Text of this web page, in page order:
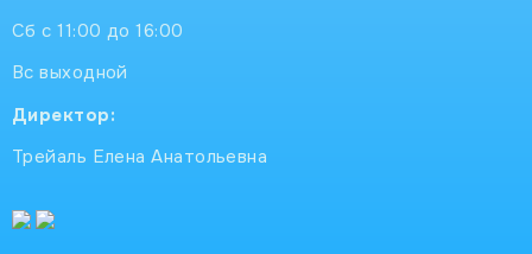
Сб с 11:00 до 16:00
Вс выходной
Директор:
Трейаль Елена Анатольевна